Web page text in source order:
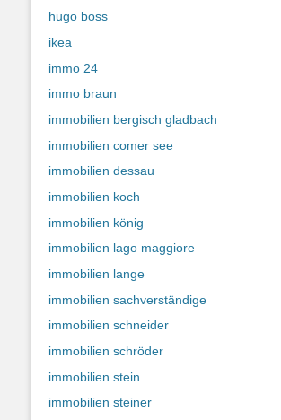
hugo boss
ikea
immo 24
immo braun
immobilien bergisch gladbach
immobilien comer see
immobilien dessau
immobilien koch
immobilien könig
immobilien lago maggiore
immobilien lange
immobilien sachverständige
immobilien schneider
immobilien schröder
immobilien stein
immobilien steiner